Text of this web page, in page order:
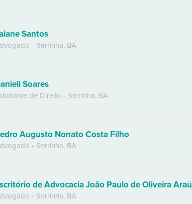
Santos
- Serrinha, BA
Soares
de Direito - Serrinha, BA
Augusto Nonato Costa Filho
- Serrinha, BA
de Advocacia João Paulo de Oliveira
- Serrinha, BA